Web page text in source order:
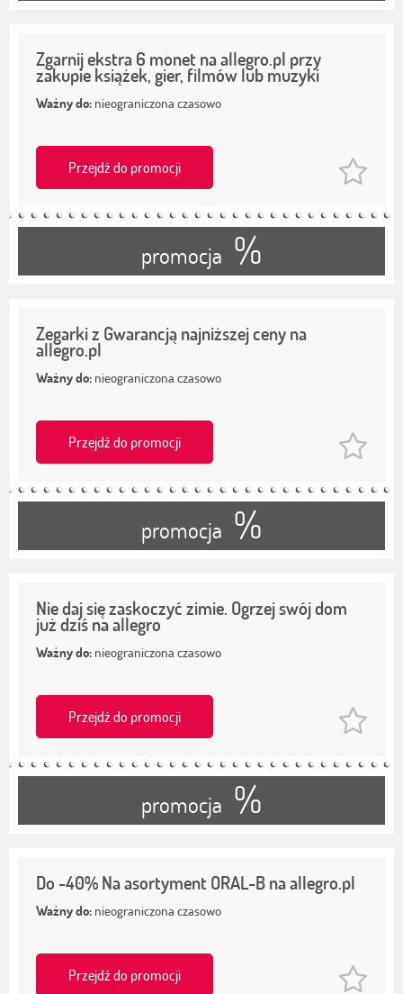
Zgarnij ekstra 6 monet na allegro.pl przy
zakupie książek, gier, filmów lub muzyki
Ważny do: nieograniczona czasowo
Przejdź do promocji
promocja %
Zegarki z Gwarancją najniższej ceny na
allegro.pl
Ważny do: nieograniczona czasowo
Przejdź do promocji
promocja %
Nie daj się zaskoczyć zimie. Ogrzej swój dom
już dziś na allegro
Ważny do: nieograniczona czasowo
Przejdź do promocji
promocja %
Do -40% Na asortyment ORAL-B na allegro.pl
Ważny do: nieograniczona czasowo
Przejdź do promocji